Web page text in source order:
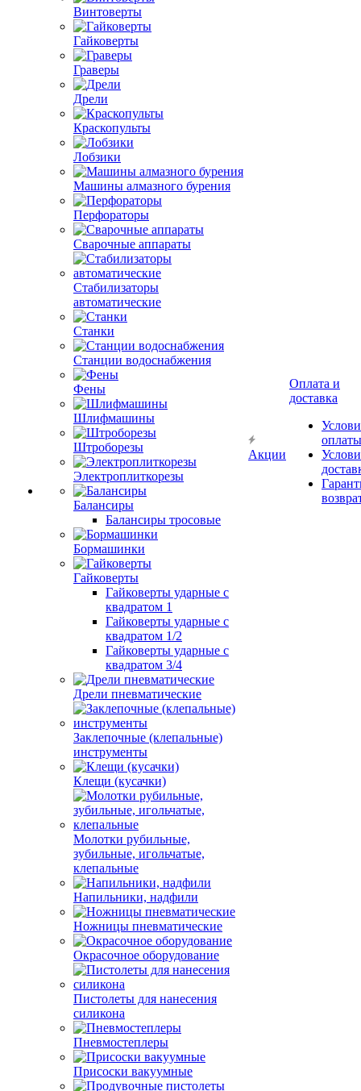
Винтоверты
Гайковерты
Граверы
Дрели
Краскопульты
Лобзики
Машины алмазного бурения
Перфораторы
Сварочные аппараты
Стабилизаторы
автоматические
Станки
Станции водоснабжения
Фены
Шлифмашины
Штроборезы
Электроплиткорезы
Балансиры
Балансиры тросовые
Бормашинки
Гайковерты
Гайковерты ударные с
квадратом 1
Гайковерты ударные с
квадратом 1/2
Гайковерты ударные с
квадратом 3/4
Дрели пневматические
Заклепочные (клепальные)
инструменты
Клещи (кусачки)
Молотки рубильные,
зубильные, игольчатые,
клепальные
Напильники, надфили
Ножницы пневматические
Окрасочное оборудование
Пистолеты для нанесения
силикона
Пневмостеплеры
Присоски вакуумные
Акции
Оплата и
доставка
оплаты